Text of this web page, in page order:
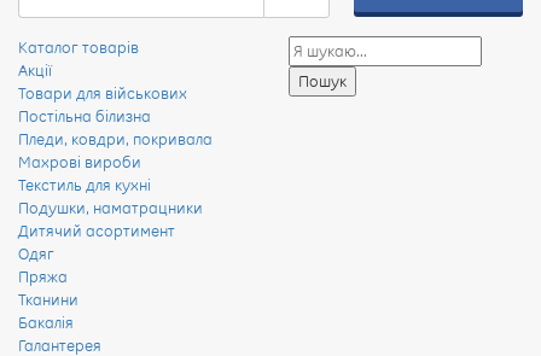
Каталог товарів
Акції
Товари для військових
Постільна білизна
Пледи, ковдри, покривала
Махрові вироби
Текстиль для кухні
Подушки, наматрацники
Дитячий асортимент
Одяг
Пряжа
Тканини
Бакалія
Галантерея